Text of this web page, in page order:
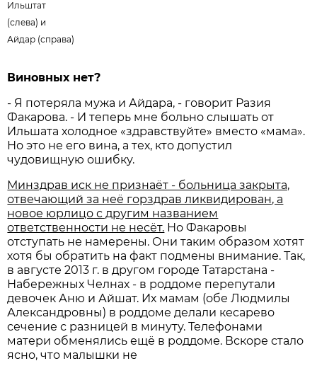
Ильштат
(слева) и
Айдар (справа)
Виновных нет?
- Я потеряла мужа и Айдара, - говорит Разия
Факарова. - И теперь мне больно слышать от
Ильшата холодное «здравствуйте» вместо «мама».
Но это не его вина, а тех, кто допустил
чудовищную ошибку.
Минздрав иск не признаёт - больница закрыта,
отвечающий за неё горздрав ликвидирован, а
новое юрлицо с другим названием
ответственности не несёт. Но Факаровы
отступать не намерены. Они таким образом хотят
хотя бы обратить на факт подмены внимание. Так,
в августе 2013 г. в другом городе Татарстана -
Набережных Челнах - в роддоме перепутали
девочек Аню и Айшат. Их мамам (обе Людмилы
Александровны) в роддоме делали кесарево
сечение с разницей в минуту. Телефонами
матери обменялись ещё в роддоме. Вскоре стало
ясно, что малышки не